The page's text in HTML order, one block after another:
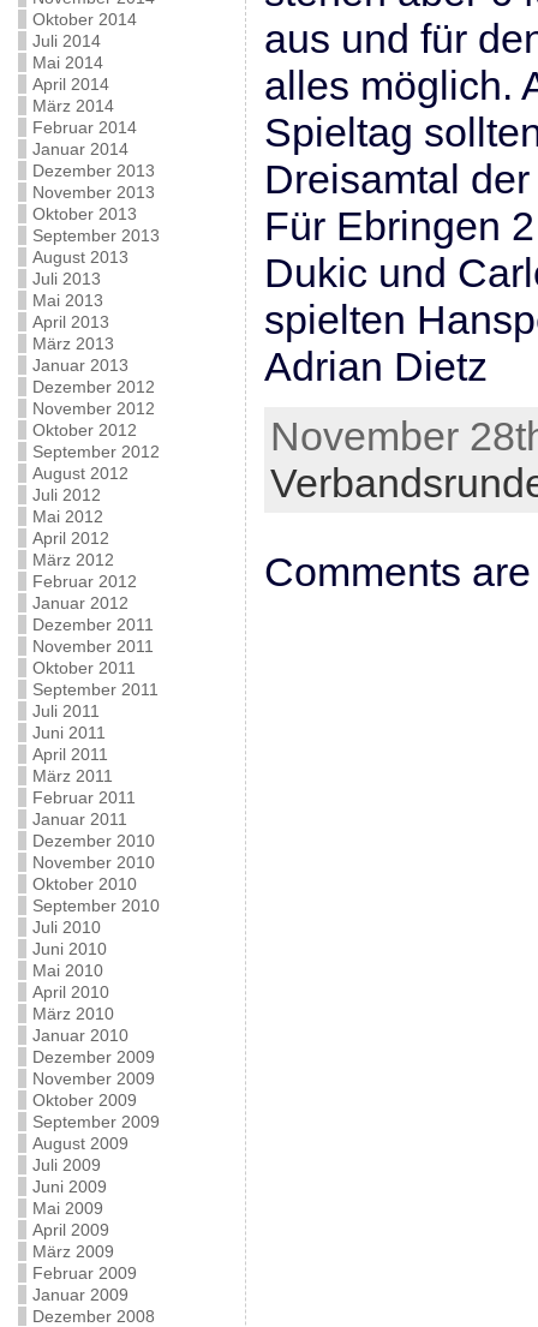
Oktober 2014
Juli 2014
Mai 2014
April 2014
März 2014
Februar 2014
Januar 2014
Dezember 2013
November 2013
Oktober 2013
September 2013
August 2013
Juli 2013
Mai 2013
April 2013
März 2013
Januar 2013
Dezember 2012
November 2012
Oktober 2012
September 2012
August 2012
Juli 2012
Mai 2012
April 2012
März 2012
Februar 2012
Januar 2012
Dezember 2011
November 2011
Oktober 2011
September 2011
Juli 2011
Juni 2011
April 2011
März 2011
Februar 2011
Januar 2011
Dezember 2010
November 2010
Oktober 2010
September 2010
Juli 2010
Juni 2010
Mai 2010
April 2010
März 2010
Januar 2010
Dezember 2009
November 2009
Oktober 2009
September 2009
August 2009
Juli 2009
Juni 2009
Mai 2009
April 2009
März 2009
Februar 2009
Januar 2009
Dezember 2008
aus und für
alles möglich.
Spieltag
Dreisamtal
Für Ebringen
Dukic und
spielten
Adrian Dietz
November
Comments